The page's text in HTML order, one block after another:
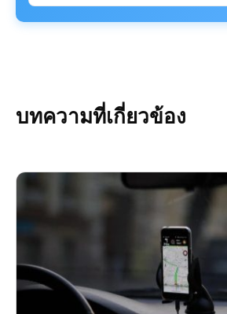
บทความที่เกี่ยวข้อง